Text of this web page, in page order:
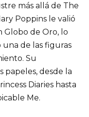
más allá de The
Poppins le valió
Globo de Oro, lo
una de las figuras
Su
papeles, desde la
Diaries hasta
Me.